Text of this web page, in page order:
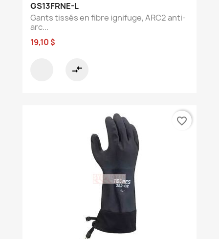
GS13FRNE-L
Gants tissés en fibre ignifuge, ARC2 anti-
arc...
19,10 $
compare_arrows
favorite_border